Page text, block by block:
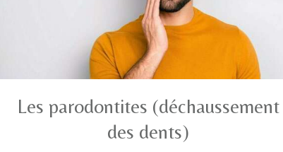
Les parodontites (déchaussement
des dents)